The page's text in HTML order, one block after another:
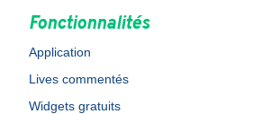
Fonctionnalités
Application
Lives commentés
Widgets gratuits